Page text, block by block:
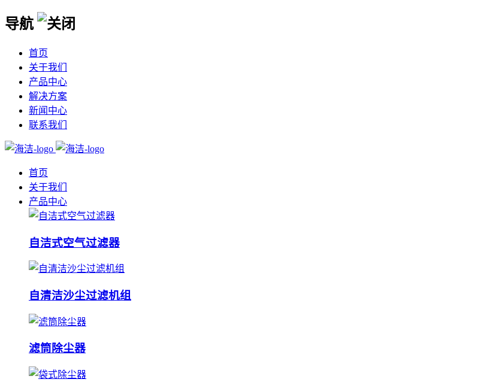
导航
首页
关于我们
产品中心
解决方案
新闻中心
联系我们
首页
关于我们
产品中心
自洁式空气过滤器
自清洁沙尘过滤机组
滤筒除尘器